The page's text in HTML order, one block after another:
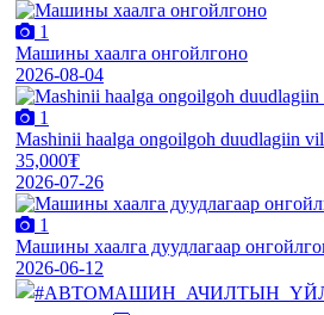
1
Машины хаалга онгойлгоно
2026-08-04
1
Mashinii haalga ongoilgoh duudlagiin
35,000₮
2026-07-26
1
Машины хаалга дуудлагаар
2026-06-12